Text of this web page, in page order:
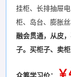
挂柜、长排抽屉
柜、岛台、膨胀
融会贯通，从皮
子。买柜子、卖
￥